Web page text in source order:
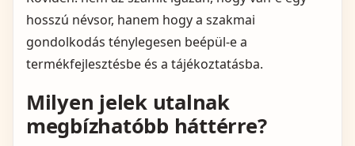
hosszú névsor, hanem hogy a szakmai
gondolkodás ténylegesen beépül-e a
termékfejlesztésbe és a tájékoztatásba.
Milyen jelek utalnak
megbízhatóbb háttérre?